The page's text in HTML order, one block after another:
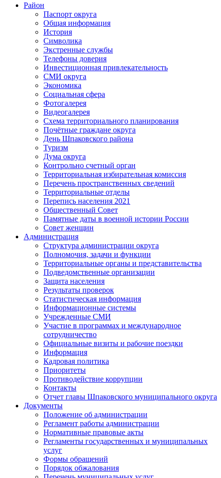
Район
Паспорт округа
Общая информация
История
Символика
Экстренные службы
Телефоны доверия
Инвестиционная привлекательность
СМИ округа
Экономика
Социальная сфера
Фотогалерея
Видеогалерея
Схема территориального планирования
Почётные граждане округа
День Шпаковского района
Туризм
Дума округа
Контрольно счетный орган
Территориальная избирательная комиссия
Перечень пространственных сведений
Территориальные отделы
Перепись населения 2021
Общественный Совет
Памятные даты в военной истории России
Совет женщин
Администрация
Структура администрации округа
Полномочия, задачи и функции
Территориальные органы и представительства
Подведомственные организации
Защита населения
Результаты проверок
Статистическая информация
Информационные системы
Учрежденные СМИ
Участие в программах и международное
сотрудничество
Официальные визиты и рабочие поездки
Информация
Кадровая политика
Приоритеты
Противодействие коррупции
Контакты
Отчет главы Шпаковского муниципального округа
Документы
Положение об администрации
Регламент работы администрации
Нормативные правовые акты
Регламенты государственных и муниципальных
услуг
Формы обращений
Порядок обжалования